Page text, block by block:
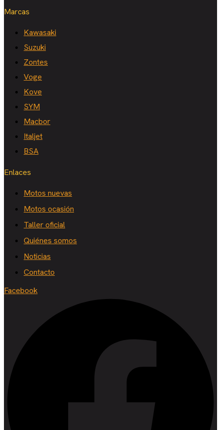
Marcas
Kawasaki
Suzuki
Zontes
Voge
Kove
SYM
Macbor
Italjet
BSA
Enlaces
Motos nuevas
Motos ocasión
Taller oficial
Quiénes somos
Noticias
Contacto
Facebook